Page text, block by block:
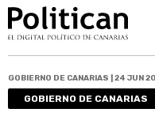
GOBIERNO DE CANARIAS | 24 JUN
GOBIERNO DE CANARIAS